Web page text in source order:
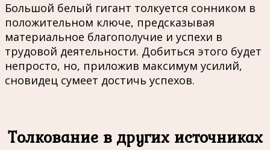
Большой белый гигант толкуется сонником в
положительном ключе, предсказывая
материальное благополучие и успехи в
трудовой деятельности. Добиться этого будет
непросто, но, приложив максимум усилий,
сновидец сумеет достичь успехов.
Толкование в других источниках